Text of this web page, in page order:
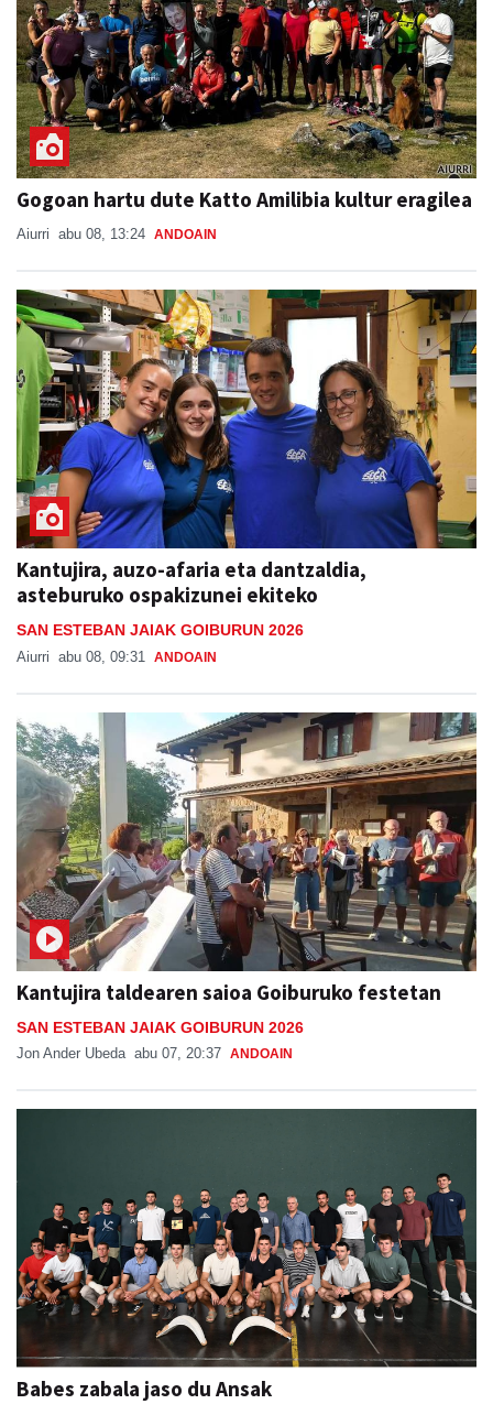
Gogoan hartu dute Katto Amilibia kultur eragilea
Aiurri abu 08, 13:24 ANDOAIN
Kantujira, auzo-afaria eta dantzaldia,
asteburuko ospakizunei ekiteko
SAN ESTEBAN JAIAK GOIBURUN 2026
Aiurri abu 08, 09:31 ANDOAIN
Kantujira taldearen saioa Goiburuko festetan
SAN ESTEBAN JAIAK GOIBURUN 2026
Jon Ander Ubeda abu 07, 20:37 ANDOAIN
Babes zabala jaso du Ansak